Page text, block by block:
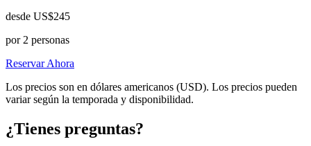
desde US$245
por 2 personas
Reservar Ahora
Los precios son en dólares americanos (USD). Los precios pueden
variar según la temporada y disponibilidad.
¿Tienes preguntas?